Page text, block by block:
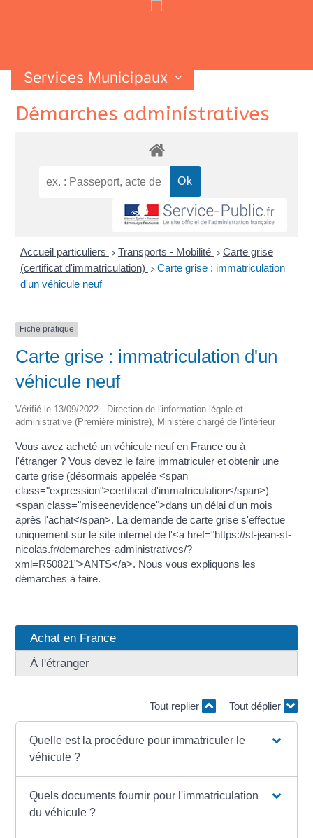
Services Municipaux
Vie Municipale
Vie Pratique
Contactez-nous
SkipDémarches administratives
Accueil particuliers > Transports - Mobilité > Carte grise
(certificat d'immatriculation) > Carte grise : immatriculation
d'un véhicule neuf
Fiche pratique
Carte grise : immatriculation d'un
véhicule neuf
Vérifié le 13/09/2022 - Direction de l'information légale et
administrative (Première ministre), Ministère chargé de l'intérieur
Vous avez acheté un véhicule neuf en France ou à
l'étranger ? Vous devez le faire immatriculer et obtenir une
carte grise (désormais appelée <span
class="expression">certificat d'immatriculation</span>)
<span class="miseenevidence">dans un délai d'un mois
après l'achat</span>. La demande de carte grise s'effectue
uniquement sur le site internet de l'<a href="https://st-jean-st-
nicolas.fr/demarches-administratives/?
xml=R50821">ANTS</a>. Nous vous expliquons les
démarches à faire.
Achat en France
À l'étranger
Tout replier Tout déplier
Quelle est la procédure pour immatriculer le
véhicule ?
Quels documents fournir pour l'immatriculation
du véhicule ?